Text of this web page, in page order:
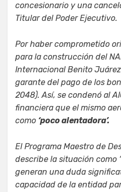
concesionario y una
Titular del Poder Ejecutivo.
Por haber comprometido
para la construcción del
Internacional Benito
garante del pago de los
2048). Así, se condenó al
financiera que el mismo
como ‘poco alentadora’.
El Programa Maestro de
describe la situación como
generan una duda
capacidad de la entidad